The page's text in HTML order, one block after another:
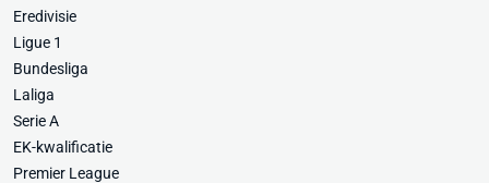
Eredivisie
Ligue 1
Bundesliga
Laliga
Serie A
EK-kwalificatie
Premier League